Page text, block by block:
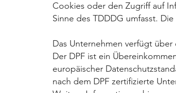
Cookies oder den Zugriff auf
Sinne des TDDDG umfasst. Die
Das Unternehmen verfügt über
Der DPF ist ein
europäischer
nach dem DPF zertifizierte